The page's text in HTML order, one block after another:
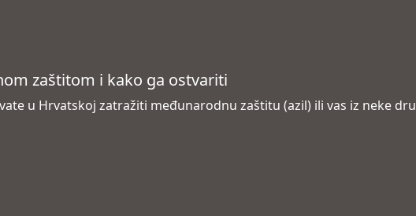
zaštitom i kako ga ostvariti
u Hrvatskoj zatražiti međunarodnu zaštitu (azil) ili vas iz neke